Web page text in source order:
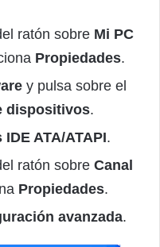
ratón sobre Mi PC
Propiedades.
y pulsa sobre el
dispositivos.
ATA/ATAPI.
ratón sobre Canal
Propiedades.
avanzada.